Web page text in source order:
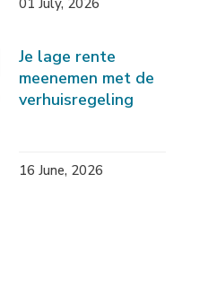
Je lage rente
meenemen met de
verhuisregeling
16 June, 2026